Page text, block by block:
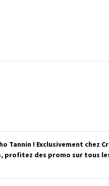
! Exclusivement chez
profitez des promo sur tous